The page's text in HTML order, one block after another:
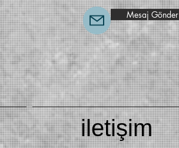
Mesaj Gönder
iletişim